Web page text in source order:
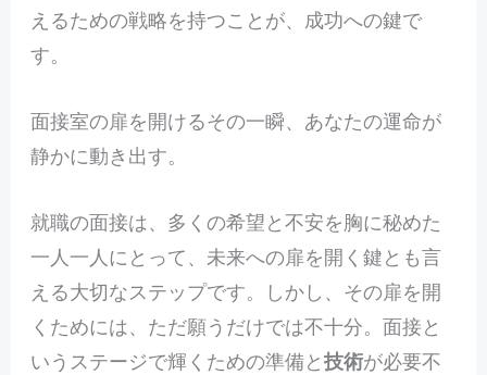
えるための戦略を持つことが、成功への鍵で
す。
面接室の扉を開けるその一瞬、あなたの運命が
静かに動き出す。
就職の面接は、多くの希望と不安を胸に秘めた
一人一人にとって、未来への扉を開く鍵とも言
える大切なステップです。しかし、その扉を開
くためには、ただ願うだけでは不十分。面接と
いうステージで輝くための準備と技術が必要不